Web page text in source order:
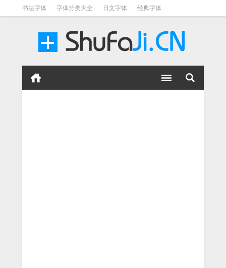
书法字体 字体分类大全 日文字体 经典字体